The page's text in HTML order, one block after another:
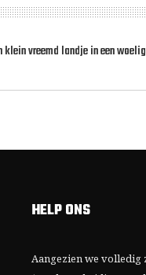
klein vreemd landje in een
HELP ONS
Aangezien we